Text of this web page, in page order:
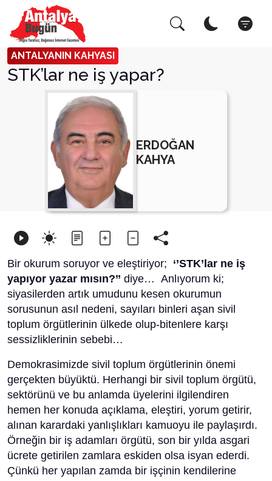
ANTALYANIN KAHYASI
STK’lar ne iş yapar?
ERDOĞAN
KAHYA
Bir okurum soruyor ve eleştiriyor; ‘’STK’lar ne iş
yapıyor yazar mısın?’’ diye… Anlıyorum ki;
siyasilerden artık umudunu kesen okurumun
sorusunun asıl nedeni, sayıları binleri aşan sivil
toplum örgütlerinin ülkede olup-bitenlere karşı
sessizliklerinin sebebi…
Demokrasimizde sivil toplum örgütlerinin önemi
gerçekten büyüktü. Herhangi bir sivil toplum örgütü,
sektörünü ve bu anlamda üyelerini ilgilendiren
hemen her konuda açıklama, eleştiri, yorum getirir,
alınan karardaki yanlışlıkları kamuoyu ile paylaşırdı.
Örneğin bir iş adamları örgütü, son bir yılda asgari
ücrete getirilen zamlara eskiden olsa isyan ederdi.
Çünkü her yapılan zamda bir işçinin kendilerine
Arama Yap! Kapat